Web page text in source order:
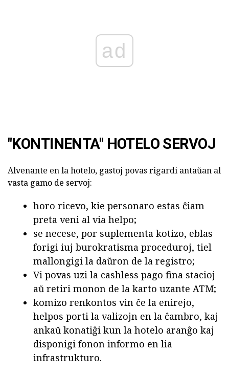
ad
"KONTINENTA" HOTELO SERVOJ
Alvenante en la hotelo, gastoj povas rigardi antaŭan al
vasta gamo de servoj:
horo ricevo, kie personaro estas ĉiam
preta veni al via helpo;
se necese, por suplementa kotizo, eblas
forigi iuj burokratisma proceduroj, tiel
mallongigi la daŭron de la registro;
Vi povas uzi la cashless pago fina stacioj
aŭ retiri monon de la karto uzante ATM;
komizo renkontos vin ĉe la enirejo,
helpos porti la valizojn en la ĉambro, kaj
ankaŭ konatiĝi kun la hotelo aranĝo kaj
disponigi fonon informo en lia
infrastrukturo.